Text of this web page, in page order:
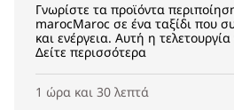
Γνωρίστε τα προϊόντα
marocMaroc σε ένα ταξίδι που
και ενέργεια. Αυτή η τελετουργία
Δείτε περισσότερα
1 ώρα και 30 λεπτά